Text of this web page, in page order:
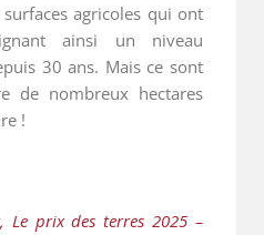
agricoles qui ont
ainsi un niveau
30 ans. Mais ce sont
de nombreux hectares
!